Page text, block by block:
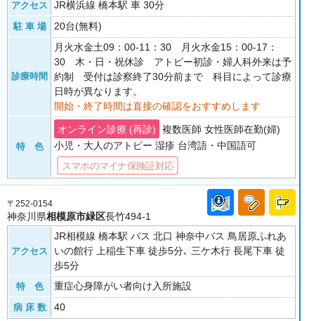
アクセス JR横浜線 橋本駅 車 30分
駐 車 場 20台(無料)
診療時間
月火水金土09：00-11：30 月火水金15：00-17：
30 木・日・祝休診 アトピー初診・婦人科外来は予
約制 受付は診察終了30分前まで 科目によって診療
日時が異なります。
開始・終了時間は直接の確認をおすすめします
特 色
オンライン診療 (再診)
複数医師 女性医師在勤(婦)
小児・大人のアトピー 湿疹 台湾語・中国語可
スマホのマイナ保険証対応
〒252-0154
神奈川県相模原市緑区長竹494-1
アクセス
JR相模線 橋本駅 バス 北口 神奈中バス 鳥居原ふれあ
いの館行 上稲生下車 徒歩5分､ 三ケ木行 長尾下車 徒
歩5分
特 色 重症心身障がい者向け入所施設
病 床 数 40